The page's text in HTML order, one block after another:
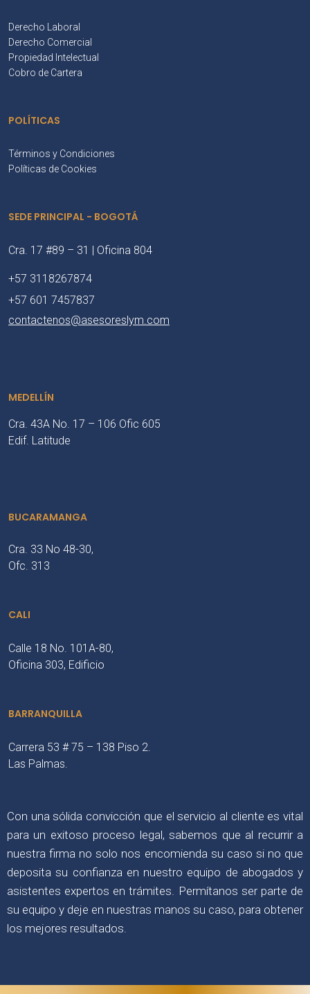
Derecho Laboral
Derecho Comercial
Propiedad Intelectual
Cobro de Cartera
POLÍTICAS
Términos y Condiciones
Políticas de Cookies
SEDE PRINCIPAL - BOGOTÁ
Cra. 17 #89 – 31 | Oficina 804
+57 3118267874
+57 601 7457837
contactenos@asesoreslym.com
MEDELLÍN
Cra. 43A No. 17 – 106 Ofic 605
Edif. Latitude
BUCARAMANGA
Cra. 33 No 48-30,
Ofc. 313
CALI
Calle 18 No. 101A-80,
Oficina 303, Edificio
BARRANQUILLA
Carrera 53 # 75 – 138 Piso 2.
Las Palmas.
Con una sólida convicción que el servicio al cliente es vital
para un exitoso proceso legal, sabemos que al recurrir a
nuestra firma no solo nos encomienda su caso si no que
deposita su confianza en nuestro equipo de abogados y
asistentes expertos en trámites. Permítanos ser parte de
su equipo y deje en nuestras manos su caso, para obtener
los mejores resultados.